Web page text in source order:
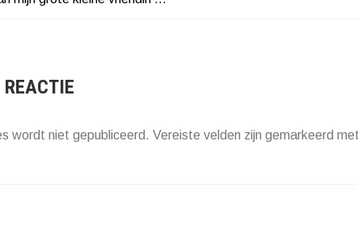
REACTIE
wordt niet gepubliceerd. Vereiste velden zijn gemarkeerd